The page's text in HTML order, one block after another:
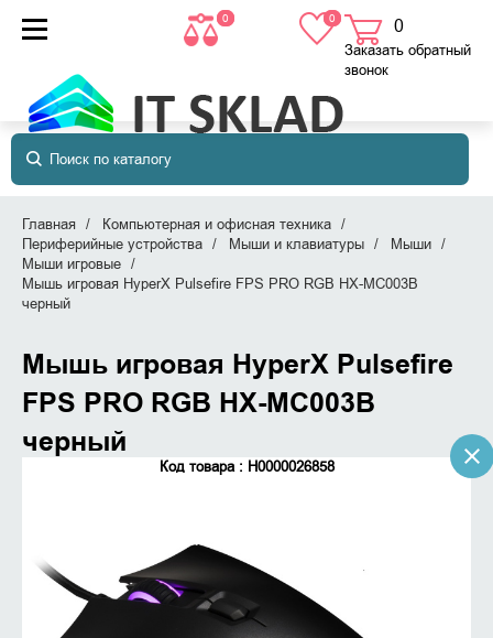
0 0 0
в корзине
Заказать обратный
звонок
Главная
Компьютерная и офисная техника
Периферийные устройства
Мыши и клавиатуры
Мыши
Мыши игровые
Мышь игровая HyperX Pulsefire FPS PRO RGB HX-MC003B
черный
Мышь игровая HyperX Pulsefire
FPS PRO RGB HX-MC003B
черный
Код товара : Н0000026858